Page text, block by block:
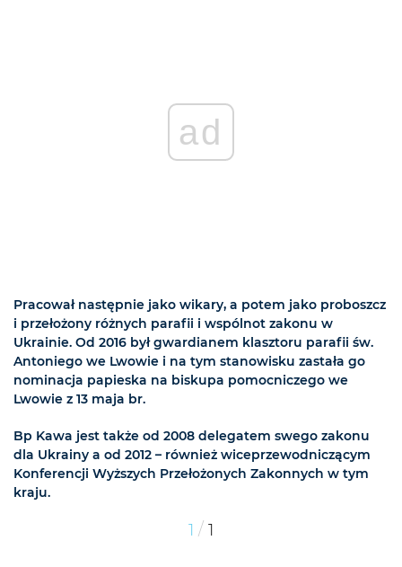
ad
Pracował następnie jako wikary, a potem jako proboszcz
i przełożony różnych parafii i wspólnot zakonu w
Ukrainie. Od 2016 był gwardianem klasztoru parafii św.
Antoniego we Lwowie i na tym stanowisku zastała go
nominacja papieska na biskupa pomocniczego we
Lwowie z 13 maja br.
Bp Kawa jest także od 2008 delegatem swego zakonu
dla Ukrainy a od 2012 – również wiceprzewodniczącym
Konferencji Wyższych Przełożonych Zakonnych w tym
kraju.
1 / 1